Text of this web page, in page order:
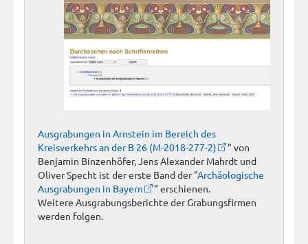
Ausgrabungen in Arnstein im Bereich des
Kreisverkehrs an der B 26 (M-2018-277-2)
" von
Benjamin Binzenhöfer, Jens Alexander Mahrdt und
Oliver Specht ist der erste Band der "Archäologische
Ausgrabungen in Bayern
" erschienen.
Weitere Ausgrabungsberichte der Grabungsfirmen
werden folgen.